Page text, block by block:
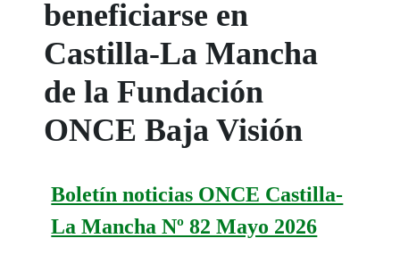
beneficiarse en
Castilla-La Mancha
de la Fundación
ONCE Baja Visión
Boletín noticias ONCE Castilla-
La Mancha Nº 82 Mayo 2026